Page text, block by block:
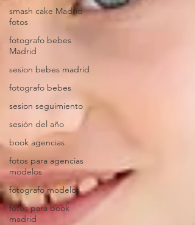
smash cake Madrid
fotos
fotografo bebes
Madrid
sesion bebes madrid
fotografo bebes
sesion seguimiento
sesión del año
book agencias
fotos para agencias
modelos
fotografo modelos
fotos para book
madrid